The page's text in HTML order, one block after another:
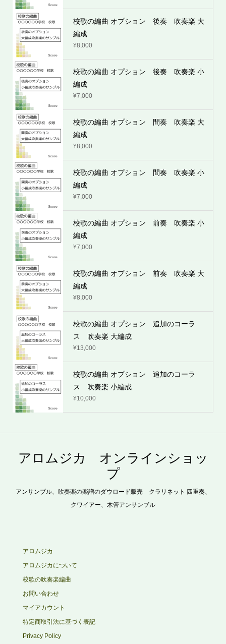
校歌の編曲 オプション 後奏 吹奏楽 大
編成
¥8,000
校歌の編曲 オプション 後奏 吹奏楽 小
編成
¥7,000
校歌の編曲 オプション 間奏 吹奏楽 大
編成
¥8,000
校歌の編曲 オプション 間奏 吹奏楽 小
編成
¥7,000
校歌の編曲 オプション 前奏 吹奏楽 小
編成
¥7,000
校歌の編曲 オプション 前奏 吹奏楽 大
編成
¥8,000
校歌の編曲 オプション 追加のコーラ
ス 吹奏楽 大編成
¥13,000
校歌の編曲 オプション 追加のコーラ
ス 吹奏楽 小編成
¥10,000
アロムジカ オンラインショッ
プ
アンサンブル、吹奏楽の楽譜のダウロード販売 クラリネット 四重奏、
クワイアー、木管アンサンブル
アロムジカ
アロムジカについて
校歌の吹奏楽編曲
お問い合わせ
マイアカウント
特定商取引法に基づく表記
Privacy Policy